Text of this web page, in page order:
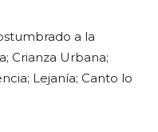
a la
Crianza Urbana;
Lejanía; Canto lo